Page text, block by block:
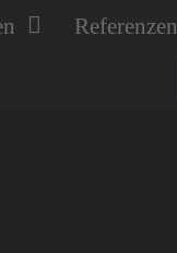
Referenzen